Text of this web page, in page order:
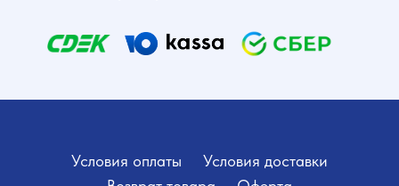
Условия оплаты
Условия доставки